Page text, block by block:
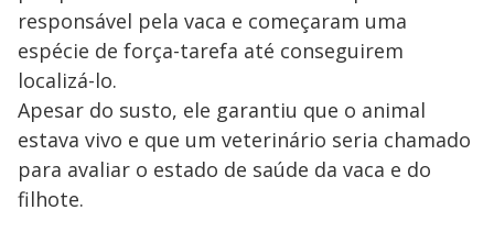
responsável pela vaca e começaram uma
espécie de força-tarefa até conseguirem
localizá-lo.
Apesar do susto, ele garantiu que o animal
estava vivo e que um veterinário seria chamado
para avaliar o estado de saúde da vaca e do
filhote.